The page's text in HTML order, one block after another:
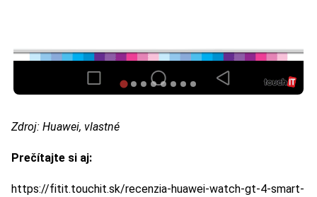
Zdroj: Huawei, vlastné
Prečítajte si aj:
https://fitit.touchit.sk/recenzia-huawei-watch-gt-4-smart-